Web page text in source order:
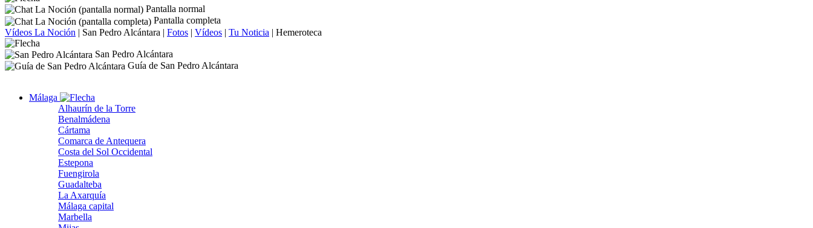
Pantalla normal
Pantalla completa
Vídeos La Noción | San Pedro Alcántara | Fotos | Vídeos | Tu Noticia | Hemeroteca
San Pedro Alcántara
Guía de San Pedro Alcántara
Málaga
Alhaurín de la Torre
Benalmádena
Cártama
Comarca de Antequera
Costa del Sol Occidental
Estepona
Fuengirola
Guadalteba
La Axarquía
Málaga capital
Marbella